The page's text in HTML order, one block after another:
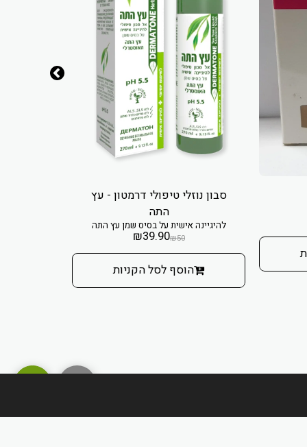
סבון נוזלי טיפולי דרמטון - עץ
התה
להיגיינה אישית על בסיס שמן עץ התה
₪50
₪39.90
הוסף לסל הקניות